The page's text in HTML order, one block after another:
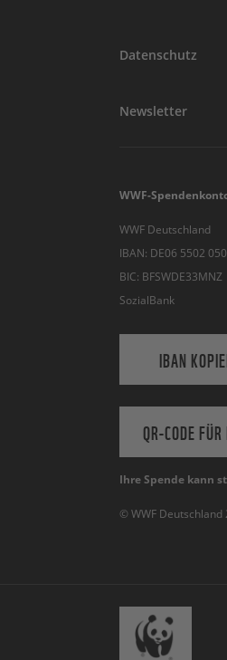
Datenschutz
Newsletter
WWF-
WWF Deutschland
IBAN: DE06 5502
BIC: BFSWDE33MNZ
SozialBank
IBAN
QR-CODE
Ihre Spende kann
© WWF Deutschland